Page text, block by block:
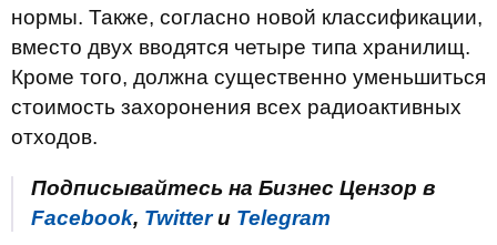
нормы. Также, согласно новой классификации,
вместо двух вводятся четыре типа хранилищ.
Кроме того, должна существенно уменьшиться
стоимость захоронения всех радиоактивных
отходов.
Подписывайтесь на Бизнес Цензор в
Facebook, Twitterи Telegram